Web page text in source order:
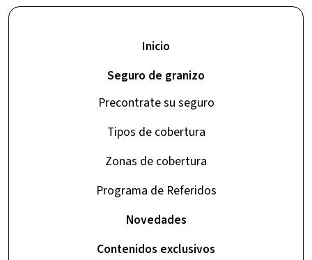
Inicio
Seguro de granizo
Precontrate su seguro
Tipos de cobertura
Zonas de cobertura
Programa de Referidos
Novedades
Contenidos exclusivos